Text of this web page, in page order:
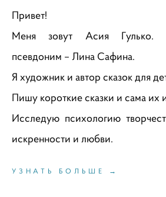
Привет!
Меня зовут Асия Гулько.
псевдоним – Лина Сафина.
Я художник и автор сказок для
Пишу короткие сказки и сама их
Исследую психологию
искренности и любви.
УЗНАТЬ БОЛЬШЕ →